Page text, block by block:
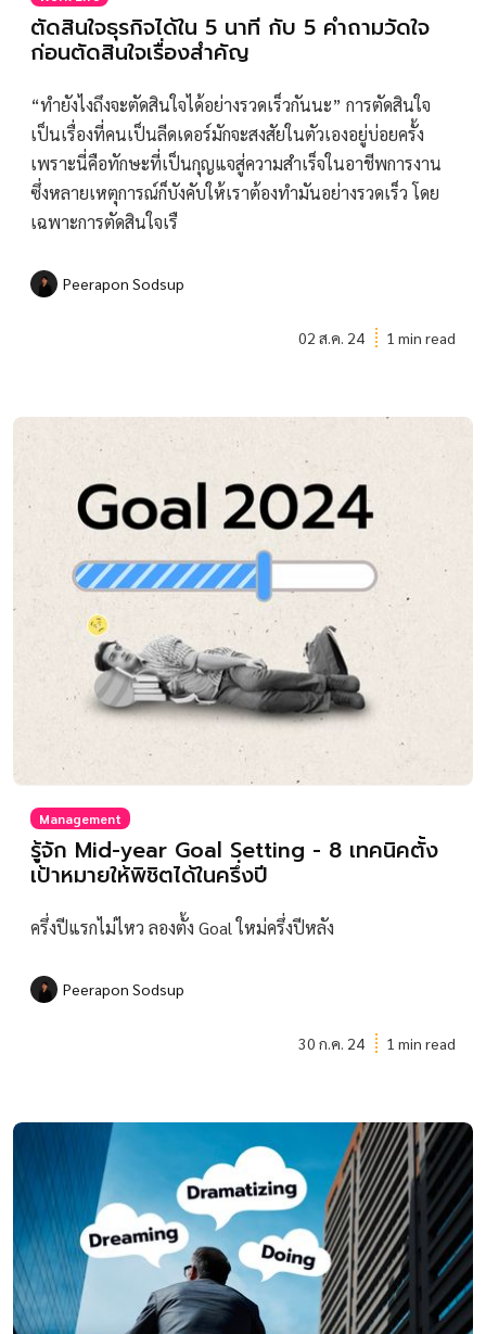
ตัดสินใจธุรกิจได้ใน 5 นาที กับ 5 คำถามวัดใจ
ก่อนตัดสินใจเรื่องสำคัญ
“ทำยังไงถึงจะตัดสินใจได้อย่างรวดเร็วกันนะ” การตัดสินใจ
เป็นเรื่องที่คนเป็นลีดเดอร์มักจะสงสัยในตัวเองอยู่บ่อยครั้ง
เพราะนี่คือทักษะที่เป็นกุญแจสู่ความสำเร็จในอาชีพการงาน
ซึ่งหลายเหตุการณ์ก็บังคับให้เราต้องทำมันอย่างรวดเร็ว โดย
เฉพาะการตัดสินใจเรื
Peerapon Sodsup
02 ส.ค. 24 1 min read
Management
รู้จัก Mid-year Goal Setting - 8 เทคนิคตั้ง
เป้าหมายให้พิชิตได้ในครึ่งปี
ครึ่งปีแรกไม่ไหว ลองตั้ง Goal ใหม่ครึ่งปีหลัง
Peerapon Sodsup
30 ก.ค. 24 1 min read